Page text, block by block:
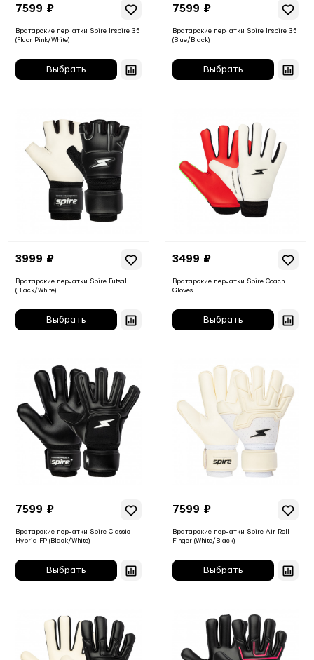
7599 ₽
Вратарские перчатки Spire Inspire 35
(Fluor Pink/White)
7599 ₽
Вратарские перчатки Spire Inspire 35
(Blue/Black)
3999 ₽
Вратарские перчатки Spire Futsal
(Black/White)
3499 ₽
Вратарские перчатки Spire Coach
Gloves
7599 ₽
Вратарские перчатки Spire Classic
Hybrid FP (Black/White)
7599 ₽
Вратарские перчатки Spire Air Roll
Finger (White/Black)